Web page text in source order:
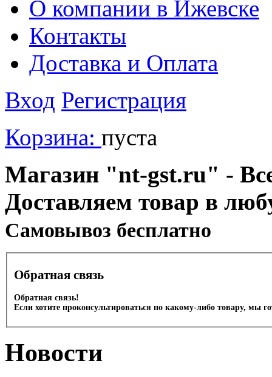
О компании в Ижевске
Контакты
Доставка и Оплата
Вход Регистрация
Корзина: пуста
Магазин "nt-gst.ru" -
Доставляем товар в
Cамовывоз бесплатно
Обратная связь
Обратная связь!
Если хотите проконсультироваться по какому-либо товару, мы
Новости